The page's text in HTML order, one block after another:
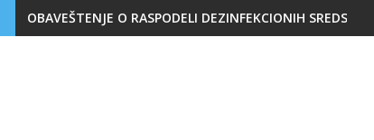
OBAVEŠTENJE O RASPODELI DEZINFEKCIONIH SREDSTAVA